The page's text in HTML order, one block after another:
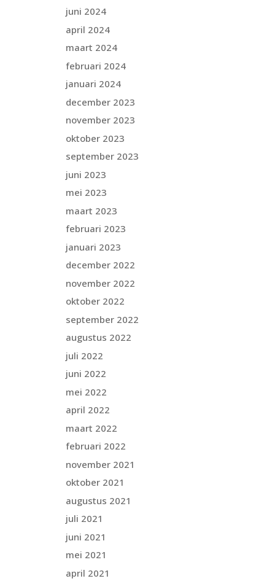
juni 2024
april 2024
maart 2024
februari 2024
januari 2024
december 2023
november 2023
oktober 2023
september 2023
juni 2023
mei 2023
maart 2023
februari 2023
januari 2023
december 2022
november 2022
oktober 2022
september 2022
augustus 2022
juli 2022
juni 2022
mei 2022
april 2022
maart 2022
februari 2022
november 2021
oktober 2021
augustus 2021
juli 2021
juni 2021
mei 2021
april 2021